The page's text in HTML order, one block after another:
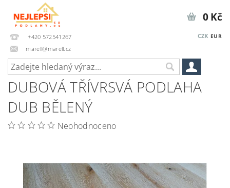
+420 572541267
marell@marell.cz
CZK EUR
0 Kč
DUBOVÁ TŘÍVRSVÁ PODLAHA
DUB BĚLENÝ
Neohodnoceno